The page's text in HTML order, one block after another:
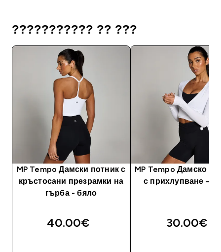
??????????? ?? ???
MP Tempo Дамски потник с
кръстосани презрамки на
гърба - бяло
40.00€‎
MP Tempo Дамско
с прихлупване —
30.00€‎